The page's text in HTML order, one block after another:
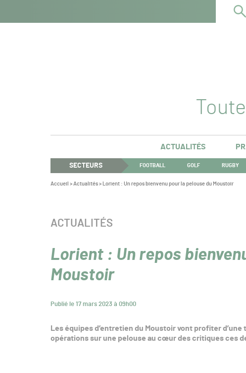
ACTUALITÉS
SECTEURS FOOTBALL GOLF RUGBY
Vous
Accueil >Actualités> Lorient : Un repos bienvenu pour la pelouse du Moustoir
Lorient : Un repos
Moustoir
Publié le 17 mars 2023 à 09h00
CATÉGORIE :
ACTUALITÉS
Les équipes d’entretien du Moustoir vont profiter
opérations sur une pelouse au cœur des critiques ces